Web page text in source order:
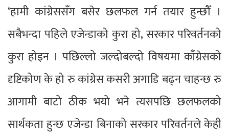
‘हामी कांग्रेससँग बसेर छलफल गर्न तयार हुन्छौँ ।
सबैभन्दा पहिले एजेन्डाको कुरा हो, सरकार परिवर्तनको
कुरा होइन । पछिल्लो जल्दोबल्दो विषयमा काँग्रेसको
दृष्टिकोण के हो रु कांग्रेस कसरी अगाडि बढ्न चाहन्छ रु
आगामी बाटो ठीक भयो भने त्यसपछि छलफलको
सार्थकता हुन्छ एजेन्डा बिनाको सरकार परिवर्तनले केही